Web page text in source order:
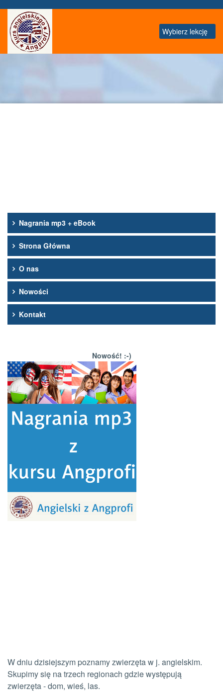
Nagrania mp3 + eBook
Strona Główna
O nas
Nowości
Kontakt
Nowość! :-)
W dniu dzisiejszym poznamy zwierzęta w j. angielskim.
Skupimy się na trzech regionach gdzie występują
zwierzęta - dom, wieś, las.